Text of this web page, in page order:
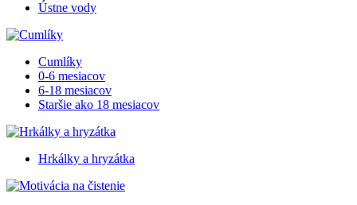
Ústne vody
Cumlíky
0-6 mesiacov
6-18 mesiacov
Staršie ako 18 mesiacov
Hrkálky a hryzátka